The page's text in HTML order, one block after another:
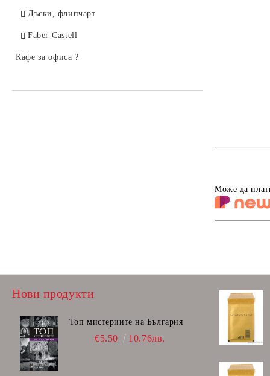
Дъски, флипчарт
Faber-Castell
Кафе за офиса ?
Може да
Нови продукти
Топ мистериите на България
€5.50 10.76лв.